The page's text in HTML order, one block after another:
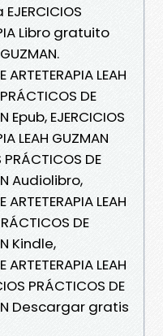
Libro gratuito
LEAH
DE
Epub, EJERCICIOS
LEAH GUZMAN
DE
Audiolibro,
LEAH
DE
Kindle,
LEAH
PRÁCTICOS DE
Descargar gratis